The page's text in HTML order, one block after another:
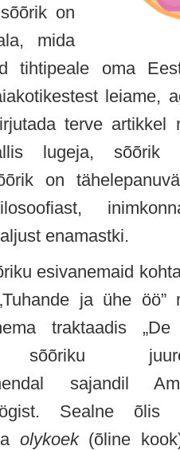
on
mida
tihtipeale oma
leiame,
terve artikkel
lugeja,
on
enamastki.
esivanemaid
ja ühe öö”
traktaadis
sõõriku
sajandil
Sealne õlis
olykoek (õline